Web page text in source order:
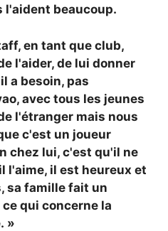
l'aident beaucoup.
en tant que club,
l'aider, de lui donner
a besoin, pas
avec tous les jeunes
l'étranger mais nous
c'est un joueur
chez lui, c'est qu'il ne
l'aime, il est heureux et
sa famille fait un
qui concerne la
»